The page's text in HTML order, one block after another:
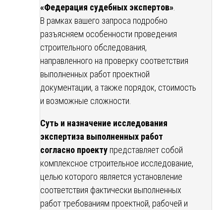
«Федерация судебных экспертов»
В рамках вашего запроса подробно
разъясняем особенности проведения
строительного обследования,
направленного на проверку соответствия
выполненных работ проектной
документации, а также порядок, стоимость
и возможные сложности.
Суть и назначение исследования
экспертиза выполненных работ
согласно проекту представляет собой
комплексное строительное исследование,
целью которого является установление
соответствия фактически выполненных
работ требованиям проектной, рабочей и